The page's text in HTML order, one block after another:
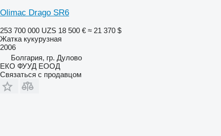
Olimac Drago SR6
253 700 000 UZS 18 500 € ≈ 21 370 $
Жатка кукурузная
2006
Болгария, гр. Дулово
ЕКО ФУУД ЕООД
Связаться с продавцом